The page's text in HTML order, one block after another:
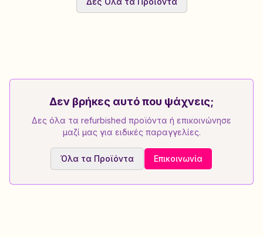
Δεν βρήκες αυτό που ψάχνεις;
Δες όλα τα refurbished προϊόντα ή επικοινώνησε
μαζί μας για ειδικές παραγγελίες.
Όλα τα Προϊόντα Επικοινωνία